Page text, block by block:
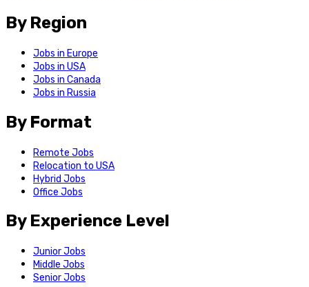
By Region
Jobs in Europe
Jobs in USA
Jobs in Canada
Jobs in Russia
By Format
Remote Jobs
Relocation to USA
Hybrid Jobs
Office Jobs
By Experience Level
Junior Jobs
Middle Jobs
Senior Jobs